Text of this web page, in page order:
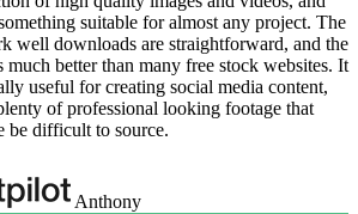
suitable for almost any project. The
well downloads are straightforward, and the
better than many free stock websites. It
useful for creating social media content,
of professional looking footage that
be difficult to source.
Anthony